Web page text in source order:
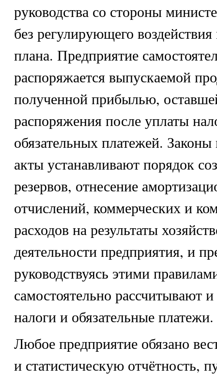
руководства со стороны
без регулирующего воздействия
плана. Предприятие
распоряжается выпускаемой
полученной прибылью,
распоряжения после уплаты
обязательных платежей.
акты устанавливают порядок
резервов, отнесение
отчислений, коммерческих и
расходов на результаты
деятельности предприятия, и
руководствуясь этими
самостоятельно рассчитывают
налоги и обязательные платежи.
Любое предприятие обязано
и статистическую отчётность,